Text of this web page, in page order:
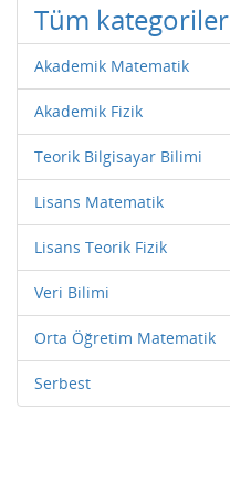
Tüm kategoriler
Akademik Matematik
Akademik Fizik
Teorik Bilgisayar Bilimi
Lisans Matematik
Lisans Teorik Fizik
Veri Bilimi
Orta Öğretim Matematik
Serbest